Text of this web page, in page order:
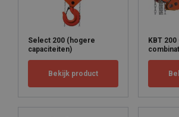
Select 200 (hogere
capaciteiten)
Bekijk product
KBT